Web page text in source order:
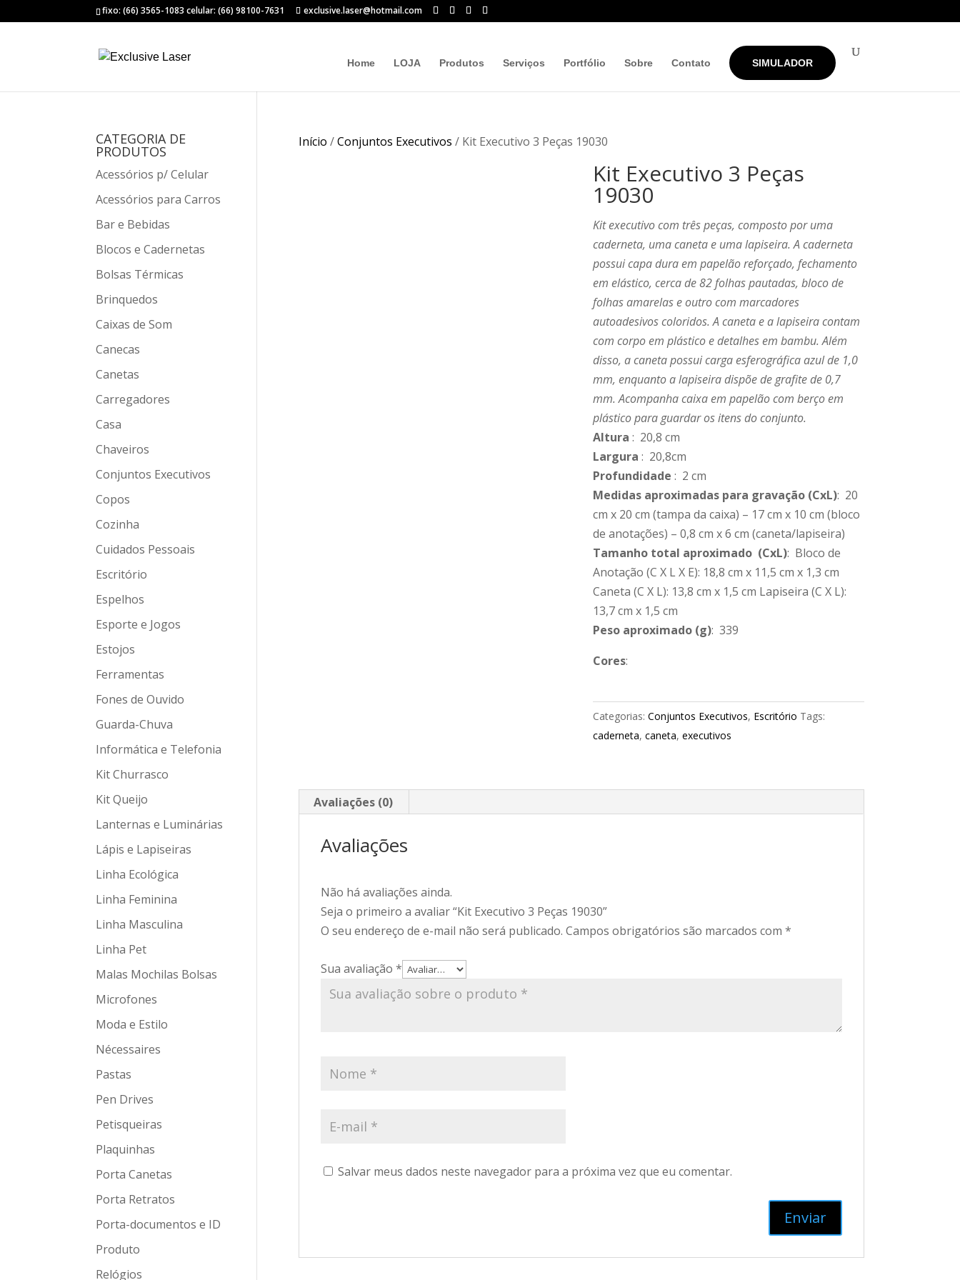
fixo: (66) 3565-1083 celular: (66) 98100-7631 exclusive.laser@hotmail.com
Home LOJA Produtos Serviços Portfólio Sobre Contato SIMULADOR
Início /Conjuntos Executivos / Kit Executivo 3 Peças 19030
Kit Executivo 3 Peças
19030
Kit executivo com três peças, composto por uma
caderneta, uma caneta e uma lapiseira. A caderneta
possui capa dura em papelão reforçado, fechamento
em elástico, cerca de 82 folhas pautadas, bloco de
folhas amarelas e outro com marcadores
autoadesivos coloridos. A caneta e a lapiseira contam
com corpo em plástico e detalhes em bambu. Além
disso, a caneta possui carga esferográfica azul de 1,0
mm, enquanto a lapiseira dispõe de grafite de 0,7
mm. Acompanha caixa em papelão com berço em
plástico para guardar os itens do conjunto.
Altura : 20,8 cm
Largura : 20,8cm
Profundidade : 2 cm
Medidas aproximadas para gravação(CxL): 20
cm x 20 cm (tampa da caixa) – 17 cm x 10 cm (bloco
de anotações) – 0,8 cm x 6 cm (caneta/lapiseira)
Tamanho total aproximado (CxL): Bloco de
Anotação (C X L X E): 18,8 cm x 11,5 cm x 1,3 cm
Caneta (C X L): 13,8 cm x 1,5 cm Lapiseira (C X L):
13,7 cm x 1,5 cm
Peso aproximado(g): 339
Cores:
Categorias: Conjuntos Executivos, Escritório Tags:
caderneta, caneta, executivos
Avaliações (0)
Avaliações
Não há avaliações ainda.
Seja o primeiro a avaliar “Kit Executivo 3 Peças 19030”
O seu endereço de e-mail não será publicado. Campos obrigatórios são marcados com *
Sua avaliação *
Salvar meus dados neste navegador para a próxima vez que eu comentar.
CATEGORIA DE
PRODUTOS
Acessórios p/ Celular
Acessórios para Carros
Bar e Bebidas
Blocos e Cadernetas
Bolsas Térmicas
Brinquedos
Caixas de Som
Canecas
Canetas
Carregadores
Casa
Chaveiros
Conjuntos Executivos
Copos
Cozinha
Cuidados Pessoais
Escritório
Espelhos
Esporte e Jogos
Estojos
Ferramentas
Fones de Ouvido
Guarda-Chuva
Informática e Telefonia
Kit Churrasco
Kit Queijo
Lanternas e Luminárias
Lápis e Lapiseiras
Linha Ecológica
Linha Feminina
Linha Masculina
Linha Pet
Malas Mochilas Bolsas
Microfones
Moda e Estilo
Nécessaires
Pastas
Pen Drives
Petisqueiras
Plaquinhas
Porta Canetas
Porta Retratos
Porta-documentos e ID
Produto
Relógios